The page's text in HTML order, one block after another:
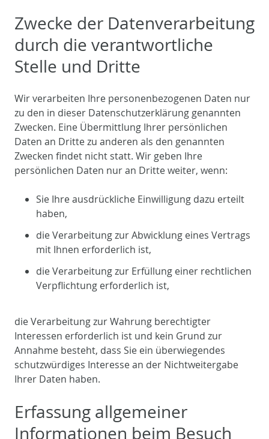
Zwecke der Datenverarbeitung
durch die verantwortliche
Stelle und Dritte
Wir verarbeiten Ihre personenbezogenen Daten nur
zu den in dieser Datenschutzerklärung genannten
Zwecken. Eine Übermittlung Ihrer persönlichen
Daten an Dritte zu anderen als den genannten
Zwecken findet nicht statt. Wir geben Ihre
persönlichen Daten nur an Dritte weiter, wenn:
Sie Ihre ausdrückliche Einwilligung dazu erteilt
haben,
die Verarbeitung zur Abwicklung eines Vertrags
mit Ihnen erforderlich ist,
die Verarbeitung zur Erfüllung einer rechtlichen
Verpflichtung erforderlich ist,
die Verarbeitung zur Wahrung berechtigter
Interessen erforderlich ist und kein Grund zur
Annahme besteht, dass Sie ein überwiegendes
schutzwürdiges Interesse an der Nichtweitergabe
Ihrer Daten haben.
Erfassung allgemeiner
Informationen beim Besuch